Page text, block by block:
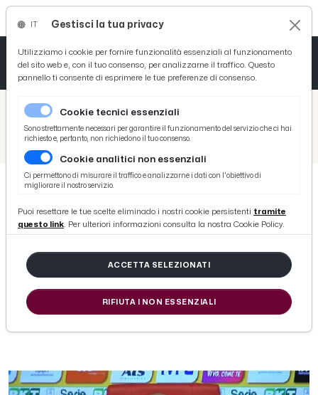
/ Picenotime
/ Serie B
Benevento-Brescia 1-1: le voci di Bucchi, Lanna, Foggia e Vigorito post gara
Benevento-Brescia 1-1: le voci di
Bucchi, Lanna, Foggia e Vigorito
post gara
di Redazione Picenotime
Gestisci la tua privacy
Utilizziamo i cookie per fornire funzionalità essenziali al funzionamento
del sito web e, con il tuo consenso, per analizzarne il traffico. Questo
pannello ti consente di esprimere le tue preferenze di consenso.
Cookie tecnici essenziali
Sono strettamente necessari per garantire il funzionamento del servizio che ci hai
richiesto e, pertanto, non richiedono il tuo consenso.
Cookie analitici non essenziali
Ci permettono di misurare il traffico e analizzarne i dati con l'obiettivo di
migliorare il nostro servizio.
Puoi resettare le tue scelte eliminado i nostri cookie persistenti tramite
questo link. Per ulteriori informazioni consulta la nostra Cookie Policy.
ACCETTA SELEZIONATI
RIFIUTA I NON ESSENZIALI
Tutto News
Tutto Sport
Basket
Ciclismo
Tutto Curiosità